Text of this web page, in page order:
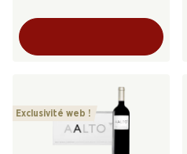
Exclusivité web !